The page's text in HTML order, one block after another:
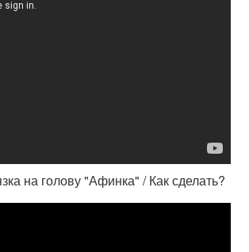
на голову "Афинка" / Как сделать?